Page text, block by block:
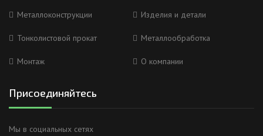
Металлоконструкции Изделия и детали
Тонколистовой прокат Металлообработка
Монтаж О компании
Присоединяйтесь
Мы в социальных сетях